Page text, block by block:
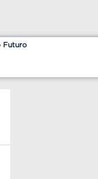
Futuro